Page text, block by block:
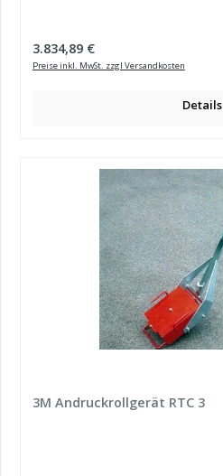
Regulärer Preis:
3.834,89 €
Preise inkl. MwSt. zzgl Versandkosten
Details
3M Andruckrollgerät RTC 3